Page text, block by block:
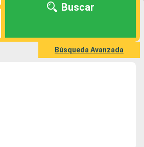
Buscar
Búsqueda Avanzada